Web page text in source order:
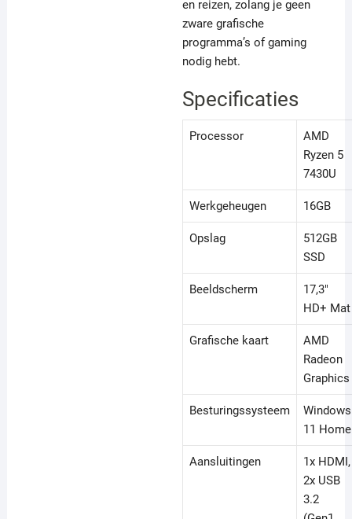
en reizen, zolang je geen
zware grafische
programma’s of gaming
nodig hebt.
Specificaties
Processor
AMD
Ryzen 5
7430U
Werkgeheugen 16GB
Opslag
512GB
SSD
Beeldscherm
17,3"
HD+ Mat
Grafische kaart
AMD
Radeon
Graphics
Besturingssysteem
Windows
11 Home
Aansluitingen
1x HDMI,
2x USB
3.2